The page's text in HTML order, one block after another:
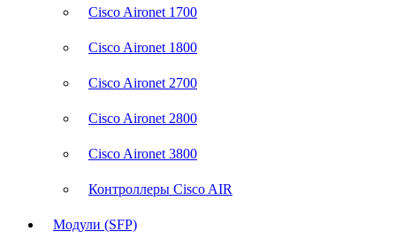
Cisco Aironet 1700
Cisco Aironet 1800
Cisco Aironet 2700
Cisco Aironet 2800
Cisco Aironet 3800
Контроллеры Cisco AIR
Модули (SFP)